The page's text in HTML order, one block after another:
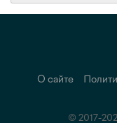
О сайте
© 2017-